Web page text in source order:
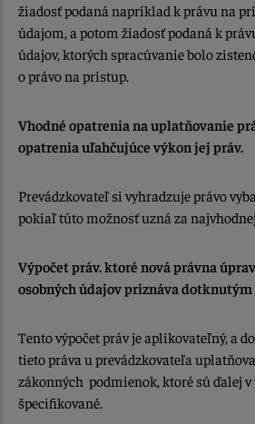
žiadosť podaná napríklad k právu na
údajom, a potom žiadosť podaná k
údajov, ktorých spracúvanie bolo
o právo na prístup.
Vhodné opatrenia na uplatňovanie
opatrenia uľahčujúce výkon jej práv.
Prevádzkovateľ si vyhradzuje právo
pokiaľ túto možnosť uzná za
Výpočet práv. ktoré nová právna
osobných údajov priznáva dotknutým
Tento výpočet práv je aplikovateľný, a
tieto práva u prevádzkovateľa
zákonných podmienok, ktoré sú ďalej
špecifikované.